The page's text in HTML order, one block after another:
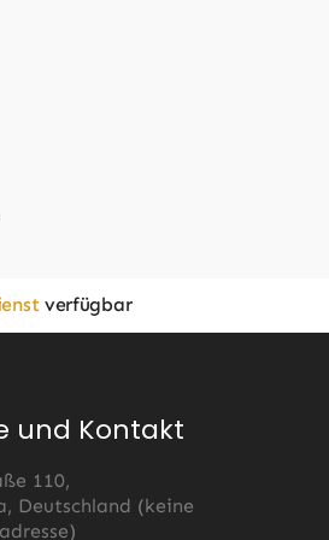
verfügbar
und Kontakt
110,
Deutschland (keine